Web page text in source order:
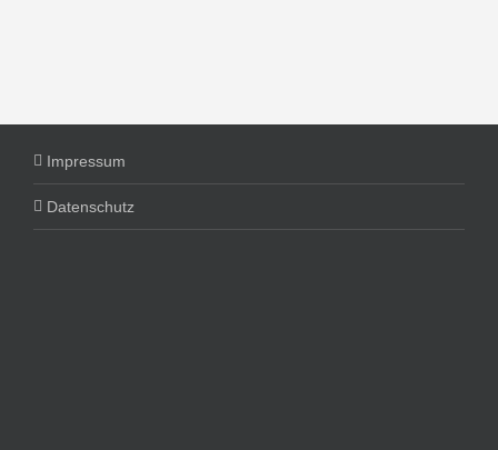
Impressum
Datenschutz